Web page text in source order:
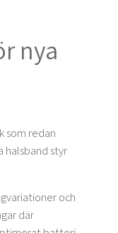
nya
som redan
halsband styr
och
där